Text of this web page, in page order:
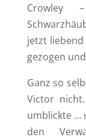
Crowley
jetzt
gezogen
Ganz so
Victor
umblickte …
den